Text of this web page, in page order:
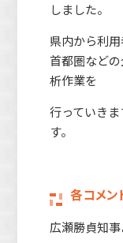
しました。
県内から利
首都圏など
析作業を
行っていき
す。
各コメン
広瀬勝貞知事